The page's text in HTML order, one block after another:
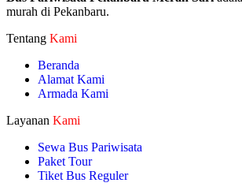
murah di Pekanbaru.
Tentang Kami
Beranda
Alamat Kami
Armada Kami
Layanan Kami
Sewa Bus Pariwisata
Paket Tour
Tiket Bus Reguler